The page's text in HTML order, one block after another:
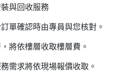
與回收服務
單確認時由專員與您核對。
將依樓層收取樓層費。
需求將依現場報價收取。